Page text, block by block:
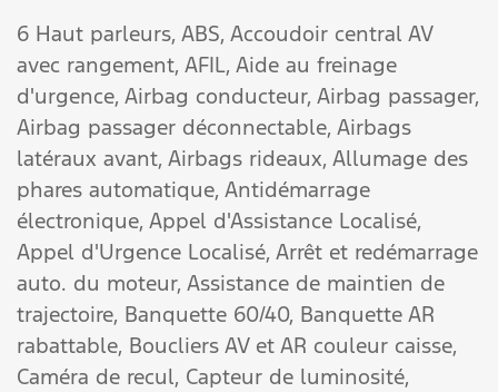
6 Haut parleurs, ABS, Accoudoir central AV
avec rangement, AFIL, Aide au freinage
d'urgence, Airbag conducteur, Airbag passager,
Airbag passager déconnectable, Airbags
latéraux avant, Airbags rideaux, Allumage des
phares automatique, Antidémarrage
électronique, Appel d'Assistance Localisé,
Appel d'Urgence Localisé, Arrêt et redémarrage
auto. du moteur, Assistance de maintien de
trajectoire, Banquette 60/40, Banquette AR
rabattable, Boucliers AV et AR couleur caisse,
Caméra de recul, Capteur de luminosité,